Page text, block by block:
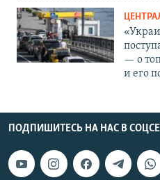
— о
и его
ПОДПИШИТЕСЬ НА НАС В